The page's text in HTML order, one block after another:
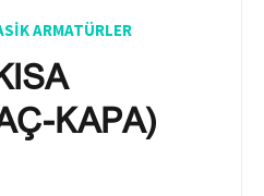
ARMATÜRLER
KAPA)